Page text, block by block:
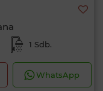
1 Sdb.
WhatsApp